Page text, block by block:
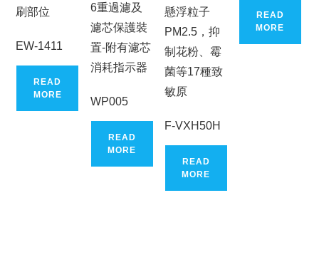
刷部位
EW-1411
READ
MORE
6重過濾及
濾芯保護裝
置-附有濾芯
消耗指示器
WP005
READ
MORE
懸浮粒子
PM2.5，抑
制花粉、霉
菌等17種致
敏原
F-VXH50H
READ
MORE
READ
MORE